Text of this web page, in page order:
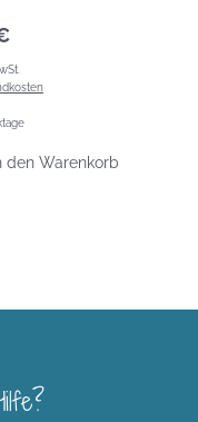
den Warenkorb